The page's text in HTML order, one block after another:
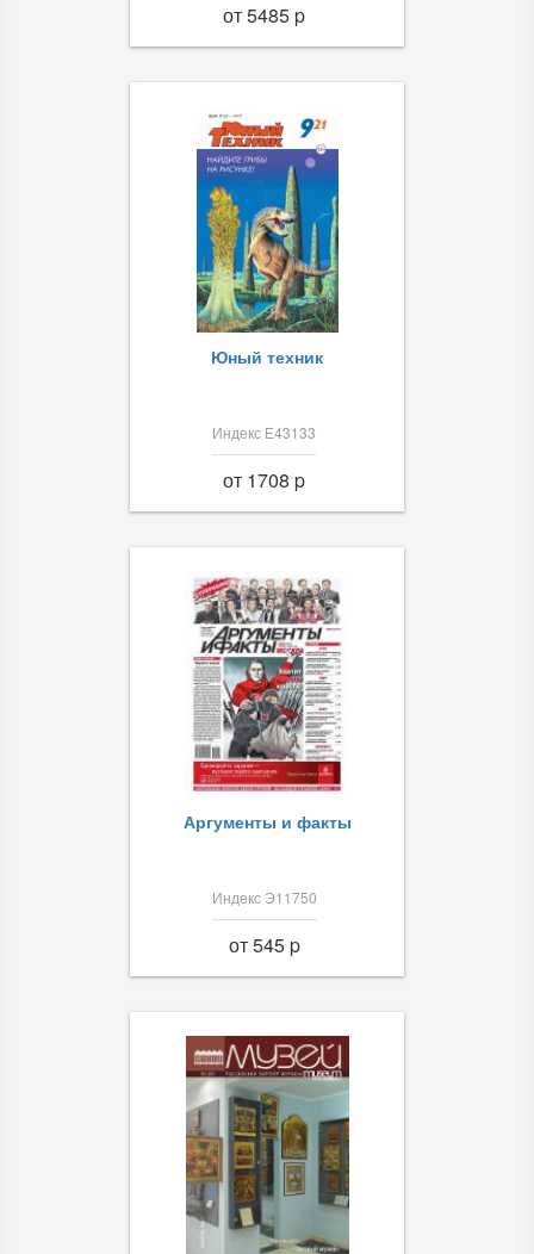
от 5485 p
Юный техник
Индекс Е43133
от 1708 p
Аргументы и факты
Индекс Э11750
от 545 p